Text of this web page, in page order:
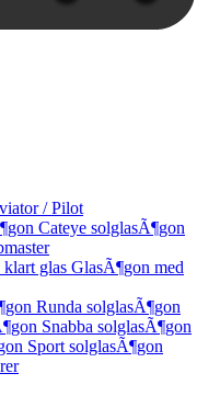
/ Pilot
Cateye solglasÃ¶gon
GlasÃ¶gon med
Runda solglasÃ¶gon
Snabba solglasÃ¶gon
Sport solglasÃ¶gon